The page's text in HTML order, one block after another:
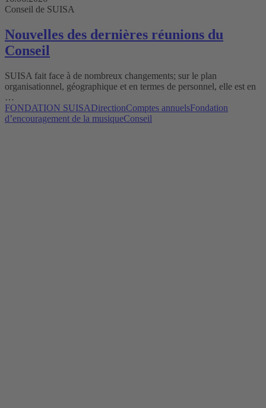
Conseil de SUISA
Nouvelles des dernières réunions du
Conseil
SUISA fait face à de nombreux changements; sur le plan
organisationnel, géographique et en termes de personnel, elle est en
…
FONDATION SUISADirectionComptes annuelsFondation
d’encouragement de la musiqueConseil